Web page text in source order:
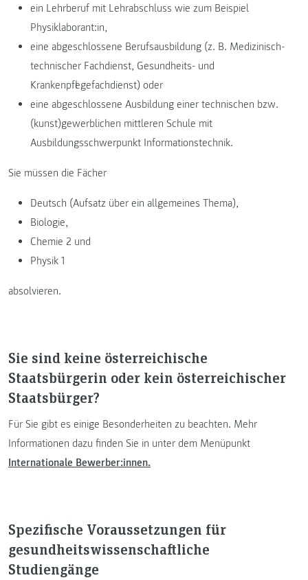
ein Lehrberuf mit Lehrabschluss wie zum Beispiel
Physiklaborant:in,
eine abgeschlossene Berufsausbildung (z. B. Medizinisch-
technischer Fachdienst, Gesundheits- und
Krankenpflegefachdienst) oder
eine abgeschlossene Ausbildung einer technischen bzw.
(kunst)gewerblichen mittleren Schule mit
Ausbildungsschwerpunkt Informationstechnik.
Sie müssen die Fächer
Deutsch (Aufsatz über ein allgemeines Thema),
Biologie,
Chemie 2 und
Physik 1
absolvieren.
Sie sind keine österreichische
Staatsbürgerin oder kein österreichischer
Staatsbürger?
Für Sie gibt es einige Besonderheiten zu beachten. Mehr
Informationen dazu finden Sie in unter dem Menüpunkt
Internationale Bewerber:innen.
Spezifische Voraussetzungen für
gesundheitswissenschaftliche
Studiengänge